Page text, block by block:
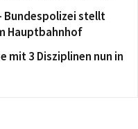
Bundespolizei stellt
Hauptbahnhof
mit 3 Disziplinen nun in